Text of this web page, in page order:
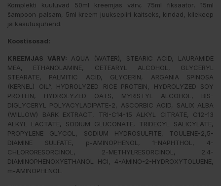
Komplekti kuuluvad 50ml kreemjas värv, 75ml fiksaator, 15ml
šampoon-palsam, 5ml kreem juuksepiiri kaitseks, kindad, kilekeep
ja kasutusjuhend.
Koostisosad:
KREEMJAS VÄRV: AQUA (WATER), STEARIC ACID, LAURAMIDE
MEA, ETHANOLAMINE, CETEARYL ALCOHOL, GLYCERYL
STEARATE, PALMITIC ACID, GLYCERIN, ARGANIA SPINOSA
(KERNEL) OIL°, HYDROLYZED RICE PROTEIN, HYDROLYZED SOY
PROTEIN, HYDROLYZED OATS, MYRISTYL ALCOHOL, BIS-
DIGLYCERYL POLYACYLADIPATE-2, ASCORBIC ACID, SALIX ALBA
(WILLOW) BARK EXTRACT, TRI-C14-15 ALKYL CITRATE, C12-13
ALKYL LACTATE, SODIUM GLUCONATE, TRIDECYL SALICYLATE,
PROPYLENE GLYCOL, SODIUM HYDROSULFITE, TOULENE-2,5-
DIAMINE SULFATE, p-AMINOPHENOL, 1-NAPHTHOL, 4-
CHLORORESORCINOL, 2-METHYLRESORCINOL, 2.4-
DIAMINOPHENOXYETHANOL HCI, 4-AMINO-2-HYDROXYTOLUENE,
m-AMINOPHENOL.